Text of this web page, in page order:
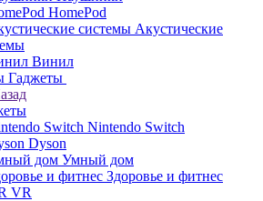
HomePod
Акустические
Винил
Гаджеты
Nintendo Switch
Dyson
Умный дом
Здоровье и фитнес
VR